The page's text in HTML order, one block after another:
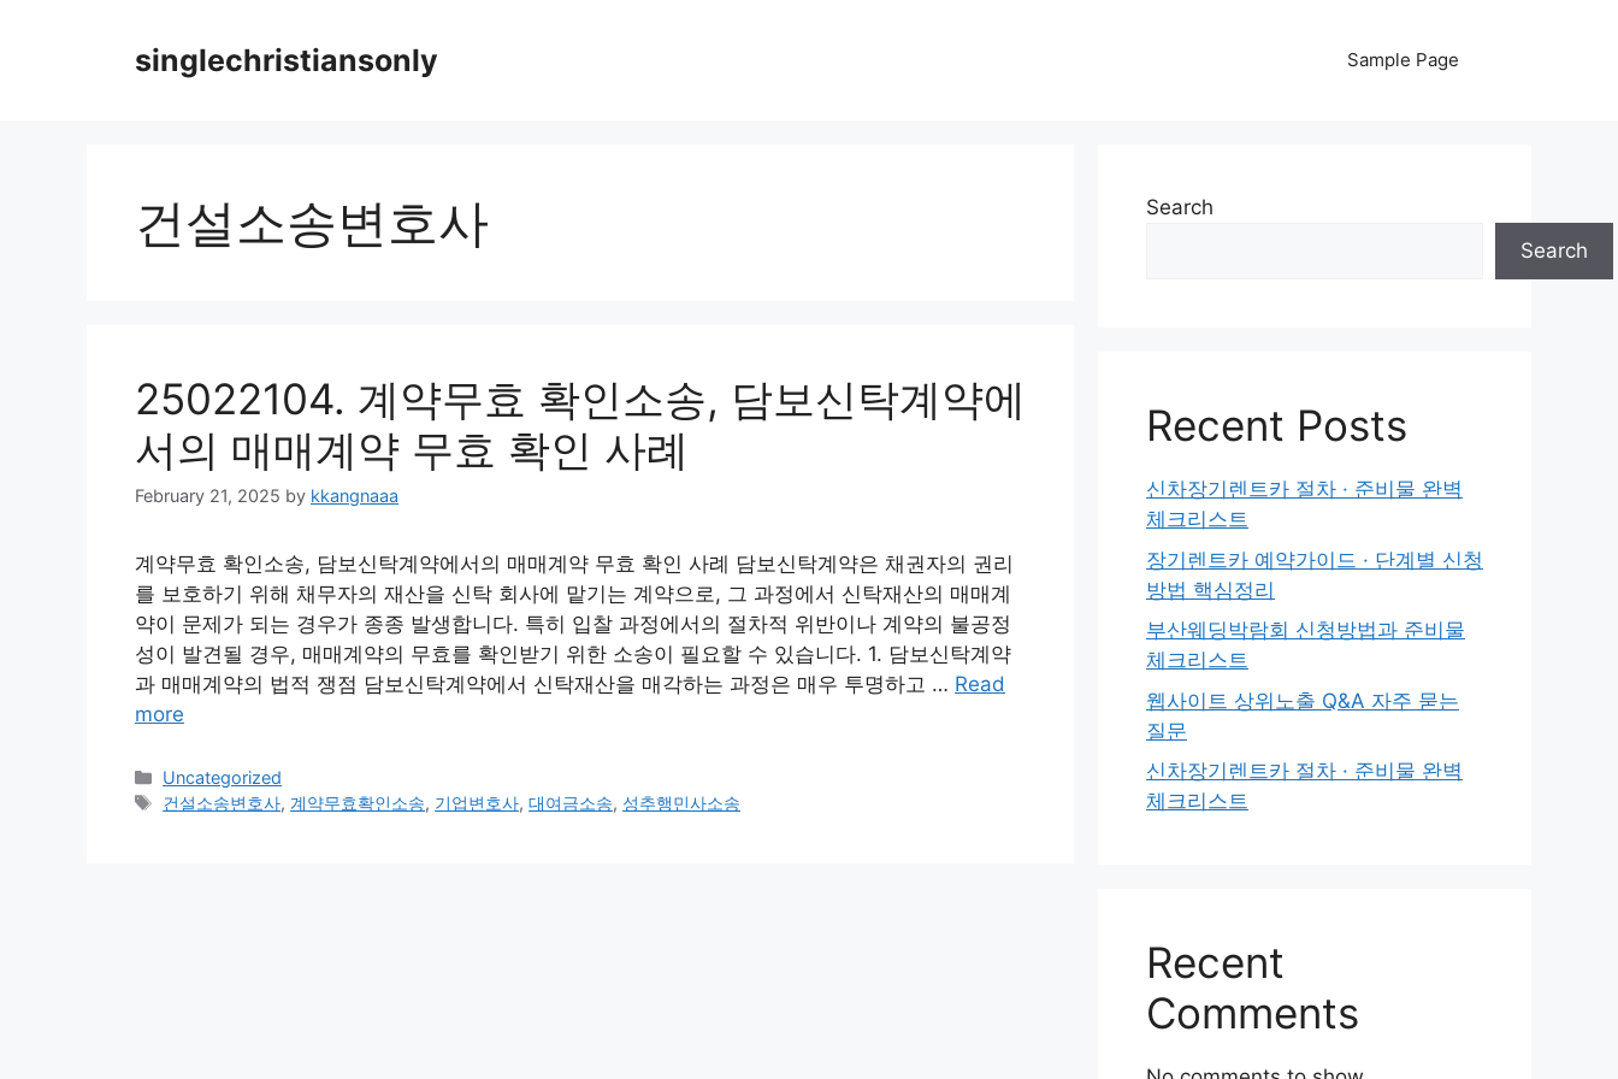
singlechristiansonly Sample Page
건설소송변호사
25022104. 계약무효 확인소송, 담보신탁계약에
서의 매매계약 무효 확인 사례
February 21, 2025 by kkangnaaa
계약무효 확인소송, 담보신탁계약에서의 매매계약 무효 확인 사례 담보신탁계약은 채권자의 권리
를 보호하기 위해 채무자의 재산을 신탁 회사에 맡기는 계약으로, 그 과정에서 신탁재산의 매매계
약이 문제가 되는 경우가 종종 발생합니다. 특히 입찰 과정에서의 절차적 위반이나 계약의 불공정
성이 발견될 경우, 매매계약의 무효를 확인받기 위한 소송이 필요할 수 있습니다. 1. 담보신탁계약
과 매매계약의 법적 쟁점 담보신탁계약에서 신탁재산을 매각하는 과정은 매우 투명하고 … Read
more
Categories
Uncategorized
Tags
건설소송변호사, 계약무효확인소송, 기업변호사,대여금소송, 성추행민사소송
Search
Search
Recent Posts
신차장기렌트카 절차 · 준비물 완벽
체크리스트
장기렌트카 예약가이드 · 단계별 신청
방법 핵심정리
부산웨딩박람회 신청방법과 준비물
체크리스트
웹사이트 상위노출 Q&A 자주 묻는
질문
신차장기렌트카 절차 · 준비물 완벽
체크리스트
Recent
Comments